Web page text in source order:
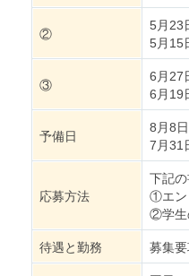
②
5月23
5月15
③
6月27
6月19
予備日
8月8
7月31
応募方法
下記
①エン
②学生
待遇と勤務 募集